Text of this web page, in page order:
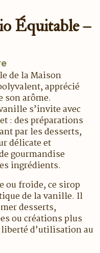
Équitable –
de la Maison
apprécié
son arôme.
s’invite avec
: des préparations
par les desserts,
délicate et
gourmandise
ingrédients.
ou froide, ce sirop
de la vanille. Il
desserts,
ou créations plus
d’utilisation au